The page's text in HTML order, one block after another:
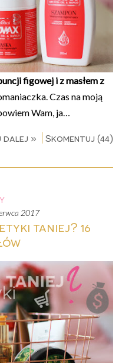
figowej i z masłem z
Czas na moją
Wam, ja…
dalej » Skomentuj (44)
2017
taniej? 16